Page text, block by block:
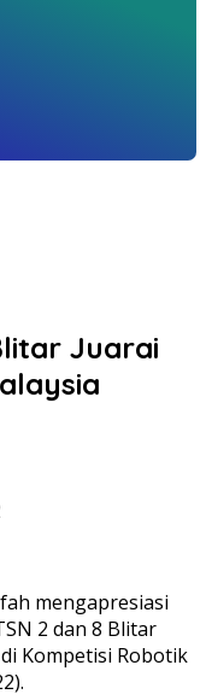
Juarai
mengapresiasi
2 dan 8 Blitar
Kompetisi Robotik